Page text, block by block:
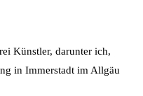
Künstler, darunter ich,
in Immerstadt im Allgäu